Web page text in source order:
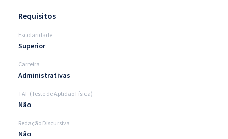
Requisitos
Escolaridade
Superior
Carreira
Administrativas
TAF (Teste de Aptidão Física)
Não
Redação Discursiva
Não